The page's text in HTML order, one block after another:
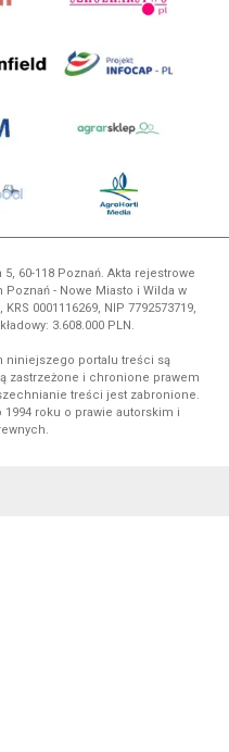
60-118 Poznań. Akta rejestrowe
- Nowe Miasto i Wilda w
0001116269, NIP 7792573719,
3.608.000 PLN.
niniejszego portalu treści są
zastrzeżone i chronione prawem
treści jest zabronione.
1994 roku o prawie autorskim i